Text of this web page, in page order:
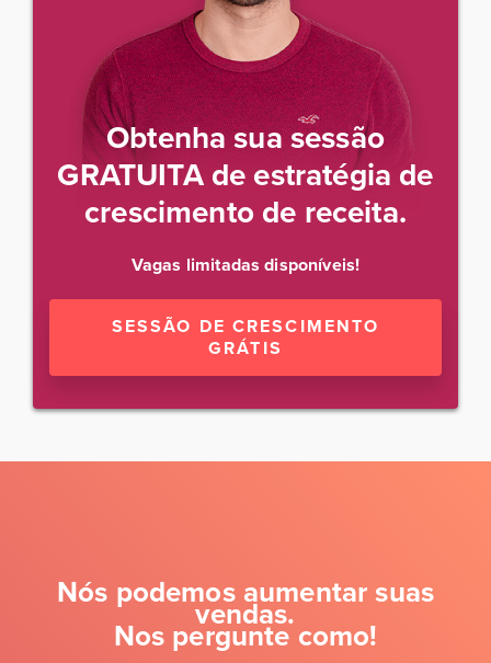
Obtenha sua sessão
GRATUITA de estratégia de
crescimento de receita.
Vagas limitadas disponíveis!
SESSÃO DE CRESCIMENTO
GRÁTIS
Nós podemos aumentar suas
vendas.
Nos pergunte como!